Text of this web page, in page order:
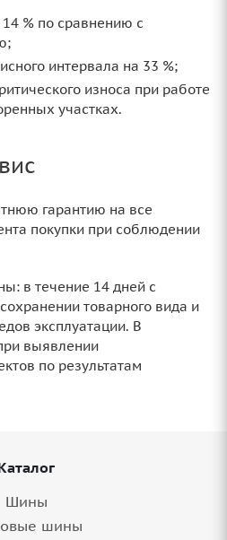
% по сравнению с
интервала на 33 %;
износа при работе
участках.
гарантию на все
покупки при соблюдении
в течение 14 дней с
товарного вида и
эксплуатации. В
выявлении
по результатам
Шины
шины